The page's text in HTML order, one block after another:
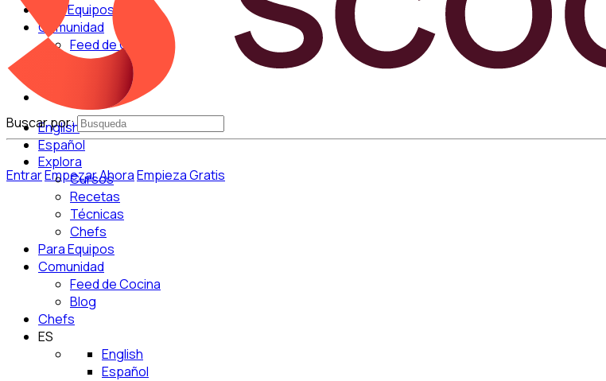
Para Equipos
Comunidad
Feed de Cocina
Blog
English
Español
EntrarEmpezar AhoraEmpieza Gratis
Buscar por:
Explora
Cursos
Recetas
Técnicas
Chefs
Para Equipos
Comunidad
Feed de Cocina
Blog
Chefs
ES
English
Español